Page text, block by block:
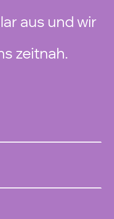
aus und wir
zeitnah.